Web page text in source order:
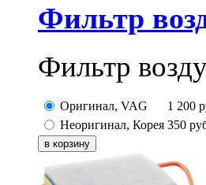
Фильтр
Фильтр
Оригинал, VAG 1 200
Неоригинал, Корея 350